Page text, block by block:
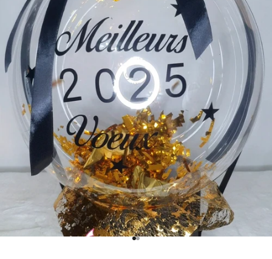
Aller à l'élément 1
Aller à l'élément 2